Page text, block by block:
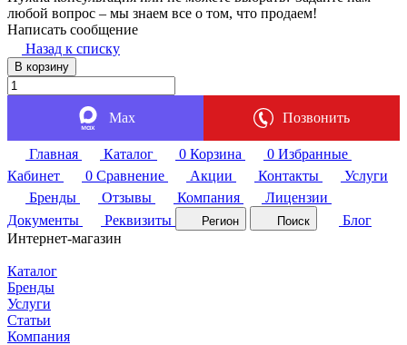
любой вопрос – мы знаем все о том, что продаем!
Написать сообщение
Назад к списку
В корзину
Max Позвонить
Главная Каталог 0 Корзина 0 Избранные
Кабинет
0 Сравнение Акции Контакты
Услуги
Бренды
Отзывы Компания
Лицензии
Документы
Реквизиты Регион Поиск
Блог
Интернет-магазин
Каталог
Бренды
Услуги
Статьи
Компания